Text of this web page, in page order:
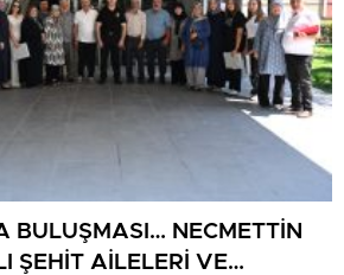
BULUŞMASI… NECMETTİN
ŞEHİT AİLELERİ VE